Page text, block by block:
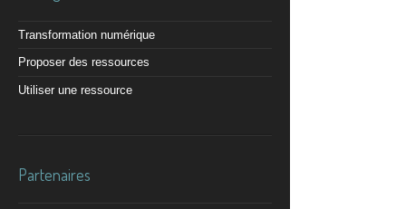
Transformation numérique
Proposer des ressources
Utiliser une ressource
Partenaires